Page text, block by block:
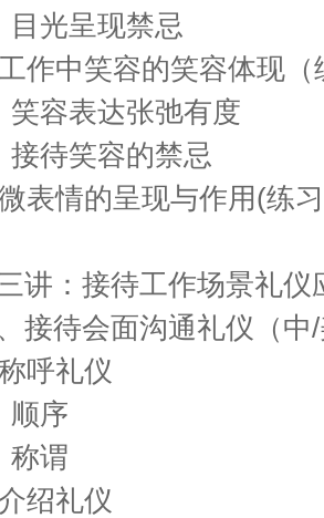
目光呈现禁忌
作中笑容的笑容体现（
笑容表达张弛有度
接待笑容的禁忌
表情的呈现与作用(练
讲：接待工作场景礼仪
接待会面沟通礼仪（中
呼礼仪
顺序
称谓
绍礼仪